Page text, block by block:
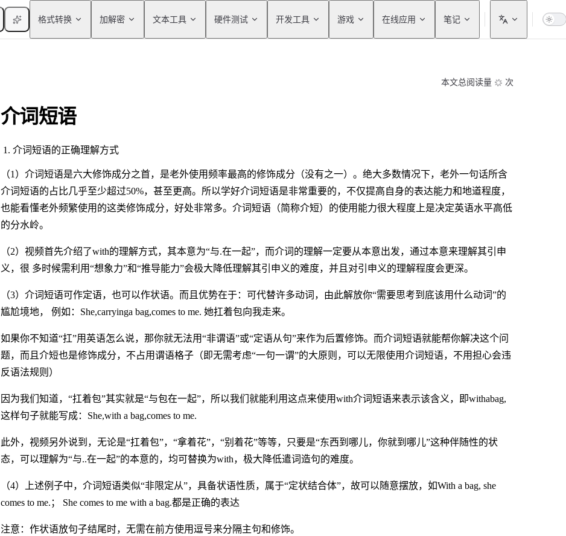
Main Navigation
格式转换 加解密 文本工具 硬件测试 开发工具 游戏 在线应用 笔记
本文总阅读量 次
介词短语
介词短语的正确理解方式
（1）介词短语是六大修饰成分之首，是老外使用频率最高的修饰成分（没有之一）。绝大多数情况下，老外一句话所含
介词短语的占比几乎至少超过50%，甚至更高。所以学好介词短语是非常重要的，不仅提高自身的表达能力和地道程度，
也能看懂老外频繁使用的这类修饰成分，好处非常多。介词短语（简称介短）的使用能力很大程度上是决定英语水平高低
的分水岭。
（2）视频首先介绍了with的理解方式，其本意为“与.在一起”，而介词的理解一定要从本意出发，通过本意来理解其引申
义，很 多时候需利用“想象力”和“推导能力”会极大降低理解其引申义的难度，并且对引申义的理解程度会更深。
（3）介词短语可作定语，也可以作状语。而且优势在于：可代替许多动词，由此解放你“需要思考到底该用什么动词”的
尴尬境地， 例如：She,carryinga bag,comes to me. 她扛着包向我走来。
如果你不知道“扛”用英语怎么说，那你就无法用“非谓语”或“定语从句”来作为后置修饰。而介词短语就能帮你解决这个问
题，而且介短也是修饰成分，不占用谓语格子（即无需考虑“一句一谓”的大原则，可以无限使用介词短语，不用担心会违
反语法规则）
因为我们知道，“扛着包”其实就是“与包在一起”，所以我们就能利用这点来使用with介词短语来表示该含义，即withabag,
这样句子就能写成：She,with a bag,comes to me.
此外，视频另外说到，无论是“扛着包”，“拿着花”，“别着花”等等，只要是“东西到哪儿，你就到哪儿”这种伴随性的状
态，可以理解为“与..在一起”的本意的，均可替换为with，极大降低遣词造句的难度。
（4）上述例子中，介词短语类似“非限定从”，具备状语性质，属于“定状结合体”，故可以随意摆放，如With a bag, she
comes to me.； She comes to me with a bag.都是正确的表达
注意：作状语放句子结尾时，无需在前方使用逗号来分隔主句和修饰。